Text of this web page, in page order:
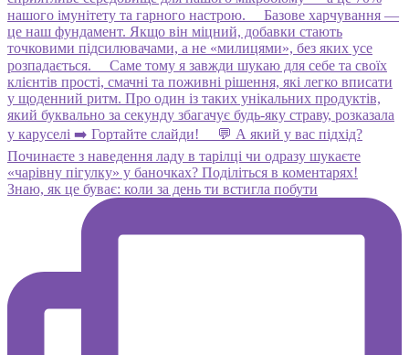
Знаю, як це буває: коли за день ти встигла побути